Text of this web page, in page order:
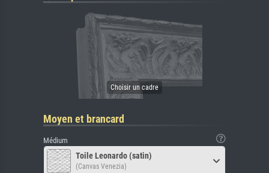
Moyen et brancard
Médium
Toile Leonardo (satin)
(Canvas Venezia)